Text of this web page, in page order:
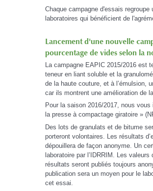
Chaque campagne d'essais
laboratoires qui bénéficient de
Lancement d'une nouvelle
pourcentage de vides selon la
La campagne EAPIC 2015/2016 est
teneur en liant soluble et la
de la haute couture, et à l’émulsion,
car ils montrent une amélioration de
Pour la saison 2016/2017, nous
la presse à compactage giratoire »
Des lots de granulats et de bitume
porteront volontaires. Les résultats
dépouillera de façon anonyme. Un
laboratoire par l’IDRRIM. Les
résultats seront publiés toujours
publication sera un moyen pour le
cet essai.